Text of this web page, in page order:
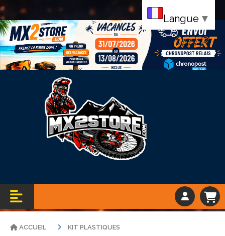
Bandeau vacance
ACCUEIL
KIT PLASTIQUES
Langue ▼